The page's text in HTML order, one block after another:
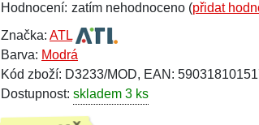
Hodnocení: zatím nehodnoceno (přidat
Značka: ATL
Barva: Modrá
Kód zboží: D3233/MOD, EAN:
Dostupnost: skladem 3 ks